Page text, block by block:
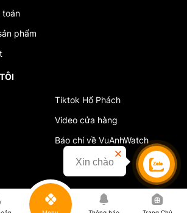
toán
phẩm
Tiktok Hổ Phách
Video cửa hàng
Báo chí về VuAnhWatch
Liên hệ
Xin chào